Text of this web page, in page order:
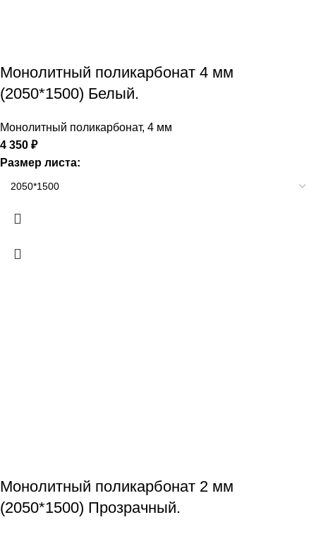
Монолитный поликарбонат 4 мм
(2050*1500) Белый.
Монолитный поликарбонат, 4 мм
4 350 ₽
Размер листа:
Монолитный поликарбонат 2 мм
(2050*1500) Прозрачный.